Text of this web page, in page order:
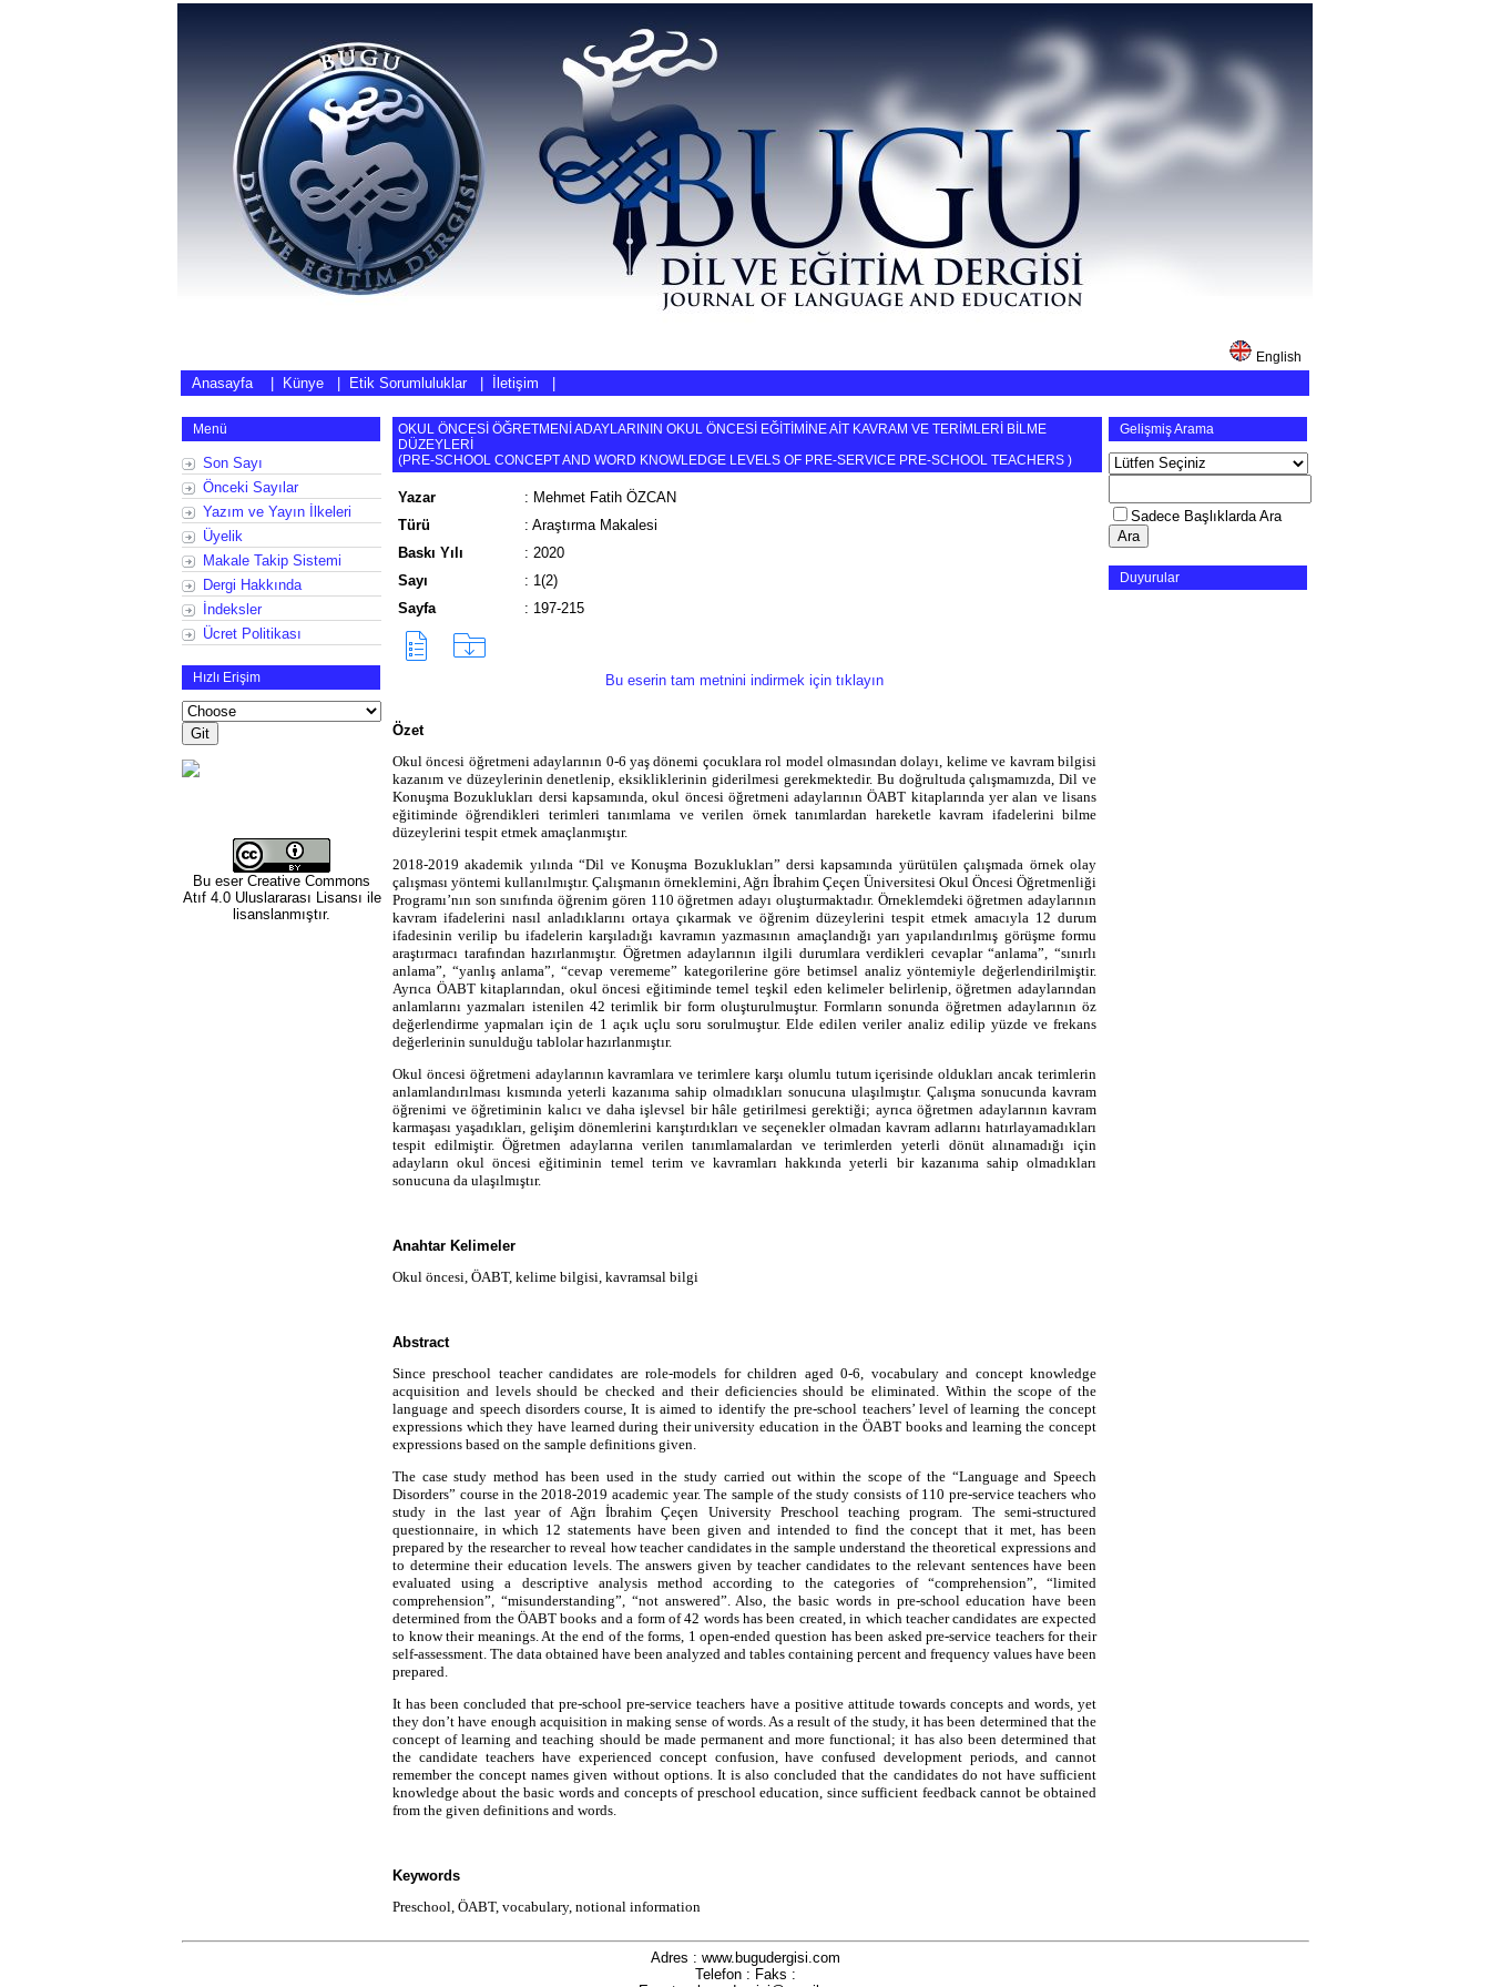
English
Anasayfa| Künye Etik Sorumluluklar İletişim
Menü
Son Sayı
Önceki Sayılar
Yazım ve Yayın İlkeleri
Üyelik
Makale Takip Sistemi
Dergi Hakkında
İndeksler
Ücret Politikası
Hızlı Erişim
Bu eser Creative Commons
Atıf 4.0 Uluslararası Lisansı ile
lisanslanmıştır.
OKUL ÖNCESİ ÖĞRETMENİ ADAYLARININ OKUL ÖNCESİ EĞİTİMİNE AİT KAVRAM VE TERİMLERİ BİLME
DÜZEYLERİ
(PRE-SCHOOL CONCEPT AND WORD KNOWLEDGE LEVELS OF PRE-SERVICE PRE-SCHOOL TEACHERS )
Yazar : Mehmet Fatih ÖZCAN
Türü
: Araştırma Makalesi
Baskı Yılı
: 2020
Sayı
: 1(2)
Sayfa
: 197-215
Bu eserin tam metnini indirmek için tıklayın
Özet
Okul öncesi öğretmeni adaylarının 0-6 yaş dönemi çocuklara rol model olmasından dolayı, kelime ve kavram bilgisi
kazanım ve düzeylerinin denetlenip, eksikliklerinin giderilmesi gerekmektedir. Bu doğrultuda çalışmamızda, Dil ve
Konuşma Bozuklukları dersi kapsamında, okul öncesi öğretmeni adaylarının ÖABT kitaplarında yer alan ve lisans
eğitiminde öğrendikleri terimleri tanımlama ve verilen örnek tanımlardan hareketle kavram ifadelerini bilme
düzeylerini tespit etmek amaçlanmıştır.
2018-2019 akademik yılında “Dil ve Konuşma Bozuklukları” dersi kapsamında yürütülen çalışmada örnek olay
çalışması yöntemi kullanılmıştır. Çalışmanın örneklemini, Ağrı İbrahim Çeçen Üniversitesi Okul Öncesi Öğretmenliği
Programı’nın son sınıfında öğrenim gören 110 öğretmen adayı oluşturmaktadır. Örneklemdeki öğretmen adaylarının
kavram ifadelerini nasıl anladıklarını ortaya çıkarmak ve öğrenim düzeylerini tespit etmek amacıyla 12 durum
ifadesinin verilip bu ifadelerin karşıladığı kavramın yazmasının amaçlandığı yarı yapılandırılmış görüşme formu
araştırmacı tarafından hazırlanmıştır. Öğretmen adaylarının ilgili durumlara verdikleri cevaplar “anlama”, “sınırlı
anlama”, “yanlış anlama”, “cevap verememe” kategorilerine göre betimsel analiz yöntemiyle değerlendirilmiştir.
Ayrıca ÖABT kitaplarından, okul öncesi eğitiminde temel teşkil eden kelimeler belirlenip, öğretmen adaylarından
anlamlarını yazmaları istenilen 42 terimlik bir form oluşturulmuştur. Formların sonunda öğretmen adaylarının öz
değerlendirme yapmaları için de 1 açık uçlu soru sorulmuştur. Elde edilen veriler analiz edilip yüzde ve frekans
değerlerinin sunulduğu tablolar hazırlanmıştır.
Okul öncesi öğretmeni adaylarının kavramlara ve terimlere karşı olumlu tutum içerisinde oldukları ancak terimlerin
anlamlandırılması kısmında yeterli kazanıma sahip olmadıkları sonucuna ulaşılmıştır. Çalışma sonucunda kavram
öğrenimi ve öğretiminin kalıcı ve daha işlevsel bir hâle getirilmesi gerektiği; ayrıca öğretmen adaylarının kavram
karmaşası yaşadıkları, gelişim dönemlerini karıştırdıkları ve seçenekler olmadan kavram adlarını hatırlayamadıkları
tespit edilmiştir. Öğretmen adaylarına verilen tanımlamalardan ve terimlerden yeterli dönüt alınamadığı için
adayların okul öncesi eğitiminin temel terim ve kavramları hakkında yeterli bir kazanıma sahip olmadıkları
sonucuna da ulaşılmıştır.
Anahtar Kelimeler
Okul öncesi, ÖABT, kelime bilgisi, kavramsal bilgi
Abstract
Since preschool teacher candidates are role-models for children aged 0-6, vocabulary and concept knowledge
acquisition and levels should be checked and their deficiencies should be eliminated. Within the scope of the
language and speech disorders course, It is aimed to identify the pre-school teachers’ level of learning the concept
expressions which they have learned during their university education in the ÖABT books and learning the concept
expressions based on the sample definitions given.
The case study method has been used in the study carried out within the scope of the “Language and Speech
Disorders” course in the 2018-2019 academic year. The sample of the study consists of 110 pre-service teachers who
study in the last year of Ağrı İbrahim Çeçen University Preschool teaching program. The semi-structured
questionnaire, in which 12 statements have been given and intended to find the concept that it met, has been
prepared by the researcher to reveal how teacher candidates in the sample understand the theoretical expressions and
to determine their education levels. The answers given by teacher candidates to the relevant sentences have been
evaluated using a descriptive analysis method according to the categories of “comprehension”, “limited
comprehension”, “misunderstanding”, “not answered”. Also, the basic words in pre-school education have been
determined from the ÖABT books and a form of 42 words has been created, in which teacher candidates are expected
to know their meanings. At the end of the forms, 1 open-ended question has been asked pre-service teachers for their
self-assessment. The data obtained have been analyzed and tables containing percent and frequency values have been
prepared.
It has been concluded that pre-school pre-service teachers have a positive attitude towards concepts and words, yet
they don’t have enough acquisition in making sense of words. As a result of the study, it has been determined that the
concept of learning and teaching should be made permanent and more functional; it has also been determined that
the candidate teachers have experienced concept confusion, have confused development periods, and cannot
remember the concept names given without options. It is also concluded that the candidates do not have sufficient
knowledge about the basic words and concepts of preschool education, since sufficient feedback cannot be obtained
from the given definitions and words.
Keywords
Preschool, ÖABT, vocabulary, notional information
Gelişmiş Arama
Sadece Başlıklarda Ara
Duyurular
Adres : www.bugudergisi.com
Telefon : Faks :